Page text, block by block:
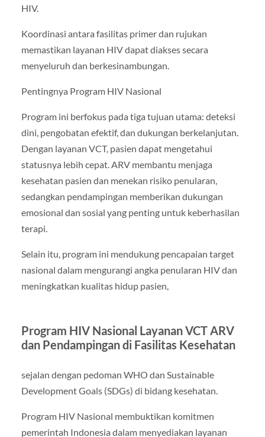
HIV.
Koordinasi antara fasilitas primer dan rujukan
memastikan layanan HIV dapat diakses secara
menyeluruh dan berkesinambungan.
Pentingnya Program HIV Nasional
Program ini berfokus pada tiga tujuan utama: deteksi
dini, pengobatan efektif, dan dukungan berkelanjutan.
Dengan layanan VCT, pasien dapat mengetahui
statusnya lebih cepat. ARV membantu menjaga
kesehatan pasien dan menekan risiko penularan,
sedangkan pendampingan memberikan dukungan
emosional dan sosial yang penting untuk keberhasilan
terapi.
Selain itu, program ini mendukung pencapaian target
nasional dalam mengurangi angka penularan HIV dan
meningkatkan kualitas hidup pasien,
Program HIV Nasional Layanan VCT ARV
dan Pendampingan di Fasilitas Kesehatan
sejalan dengan pedoman WHO dan Sustainable
Development Goals (SDGs) di bidang kesehatan.
Program HIV Nasional membuktikan komitmen
pemerintah Indonesia dalam menyediakan layanan